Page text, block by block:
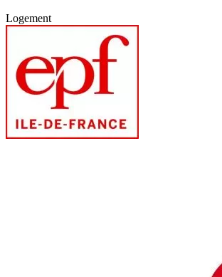
Logement